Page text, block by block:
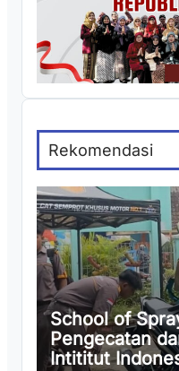
Rekomendasi
School of
Pengecatan
Intititut